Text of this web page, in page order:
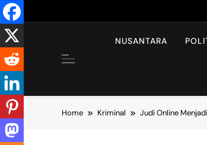
NUSANTARA
Home Kriminal Judi Online